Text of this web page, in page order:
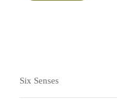
Six Senses